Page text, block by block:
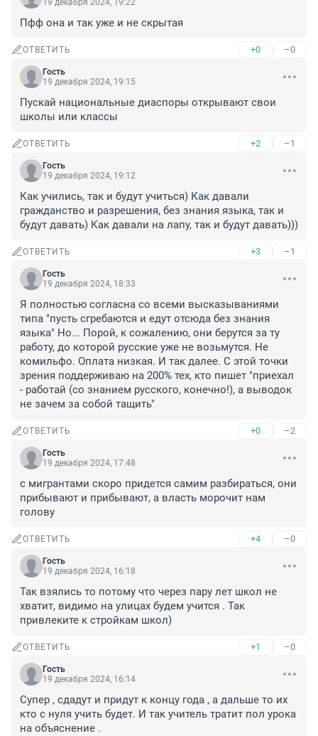
19 декабря 2024, 19:22
Пфф она и так уже и не скрытая
ОТВЕТИТЬ +0 –0
Гость
19 декабря 2024, 19:15
Пускай национальные диаспоры открывают свои
школы или классы
ОТВЕТИТЬ +2 –1
Гость
19 декабря 2024, 19:12
Как учились, так и будут учиться) Как давали
гражданство и разрешения, без знания языка, так и
будут давать) Как давали на лапу, так и будут давать)))
ОТВЕТИТЬ +3 –1
Гость
19 декабря 2024, 18:33
Я полностью согласна со всеми высказываниями
типа "пусть сгребаются и едут отсюда без знания
языка" Но... Порой, к сожалению, они берутся за ту
работу, до которой русские уже не возьмутся. Не
комильфо. Оплата низкая. И так далее. С этой точки
зрения поддерживаю на 200% тех, кто пишет "приехал
- работай (со знанием русского, конечно!), а выводок
не зачем за собой тащить"
ОТВЕТИТЬ +0 –2
Гость
19 декабря 2024, 17:48
с мигрантами скоро придется самим разбираться, они
прибывают и прибывают, а власть морочит нам
голову
ОТВЕТИТЬ +4 –0
Гость
19 декабря 2024, 16:18
Так взялись то потому что через пару лет школ не
хватит, видимо на улицах будем учится . Так
привлеките к стройкам школ)
ОТВЕТИТЬ +1 –0
Гость
19 декабря 2024, 16:14
Супер , сдадут и придут к концу года , а дальше то их
кто с нуля учить будет. И так учитель тратит пол урока
на объяснение .